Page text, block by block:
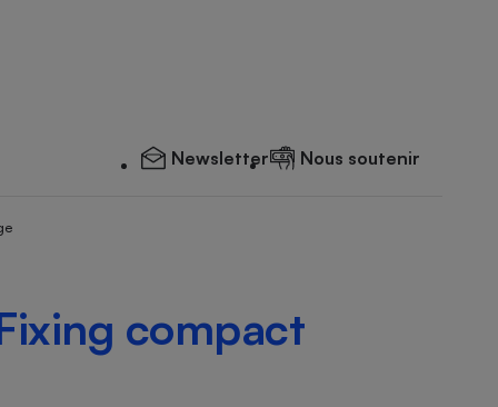
Newsletter Nous soutenir
compact